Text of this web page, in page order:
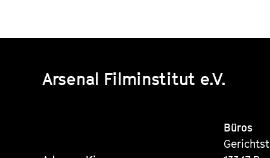
Arsenal Filminstitut e.V.
Büros